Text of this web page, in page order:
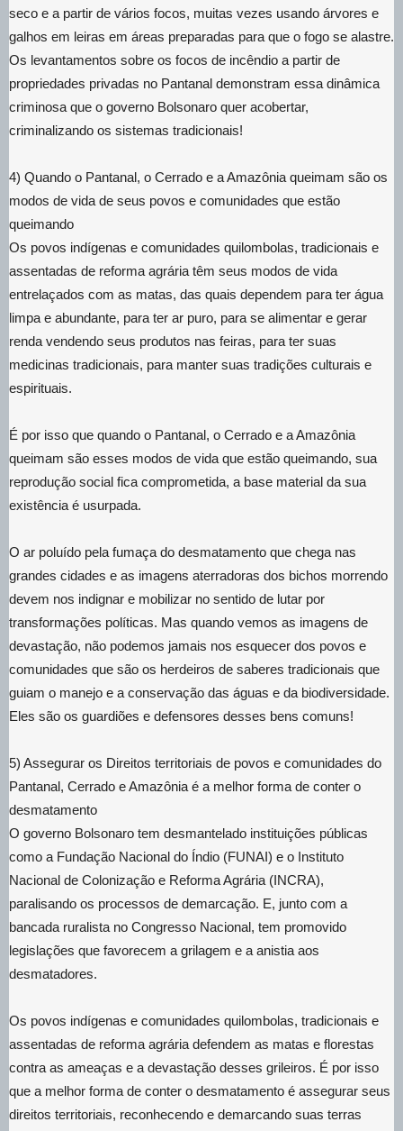
seco e a partir de vários focos, muitas vezes usando árvores e
galhos em leiras em áreas preparadas para que o fogo se alastre.
Os levantamentos sobre os focos de incêndio a partir de
propriedades privadas no Pantanal demonstram essa dinâmica
criminosa que o governo Bolsonaro quer acobertar,
criminalizando os sistemas tradicionais!
4) Quando o Pantanal, o Cerrado e a Amazônia queimam são os
modos de vida de seus povos e comunidades que estão
queimando
Os povos indígenas e comunidades quilombolas, tradicionais e
assentadas de reforma agrária têm seus modos de vida
entrelaçados com as matas, das quais dependem para ter água
limpa e abundante, para ter ar puro, para se alimentar e gerar
renda vendendo seus produtos nas feiras, para ter suas
medicinas tradicionais, para manter suas tradições culturais e
espirituais.
É por isso que quando o Pantanal, o Cerrado e a Amazônia
queimam são esses modos de vida que estão queimando, sua
reprodução social fica comprometida, a base material da sua
existência é usurpada.
O ar poluído pela fumaça do desmatamento que chega nas
grandes cidades e as imagens aterradoras dos bichos morrendo
devem nos indignar e mobilizar no sentido de lutar por
transformações políticas. Mas quando vemos as imagens de
devastação, não podemos jamais nos esquecer dos povos e
comunidades que são os herdeiros de saberes tradicionais que
guiam o manejo e a conservação das águas e da biodiversidade.
Eles são os guardiões e defensores desses bens comuns!
5) Assegurar os Direitos territoriais de povos e comunidades do
Pantanal, Cerrado e Amazônia é a melhor forma de conter o
desmatamento
O governo Bolsonaro tem desmantelado instituições públicas
como a Fundação Nacional do Índio (FUNAI) e o Instituto
Nacional de Colonização e Reforma Agrária (INCRA),
paralisando os processos de demarcação. E, junto com a
bancada ruralista no Congresso Nacional, tem promovido
legislações que favorecem a grilagem e a anistia aos
desmatadores.
Os povos indígenas e comunidades quilombolas, tradicionais e
assentadas de reforma agrária defendem as matas e florestas
contra as ameaças e a devastação desses grileiros. É por isso
que a melhor forma de conter o desmatamento é assegurar seus
direitos territoriais, reconhecendo e demarcando suas terras